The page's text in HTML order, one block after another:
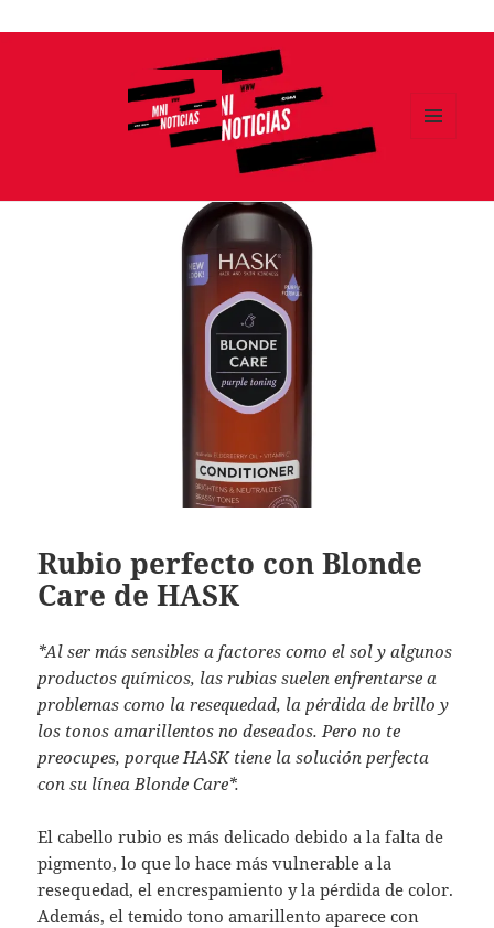
Ir
Rubio perfecto con Blonde
Care de HASK
*Al ser más sensibles a factores como el sol y algunos
productos químicos, las rubias suelen enfrentarse a
problemas como la resequedad, la pérdida de brillo y
los tonos amarillentos no deseados. Pero no te
preocupes, porque HASK tiene la solución perfecta
con su línea Blonde Care*.
El cabello rubio es más delicado debido a la falta de
pigmento, lo que lo hace más vulnerable a la
resequedad, el encrespamiento y la pérdida de color.
Además, el temido tono amarillento aparece con